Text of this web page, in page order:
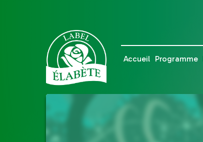
Accueil Programme